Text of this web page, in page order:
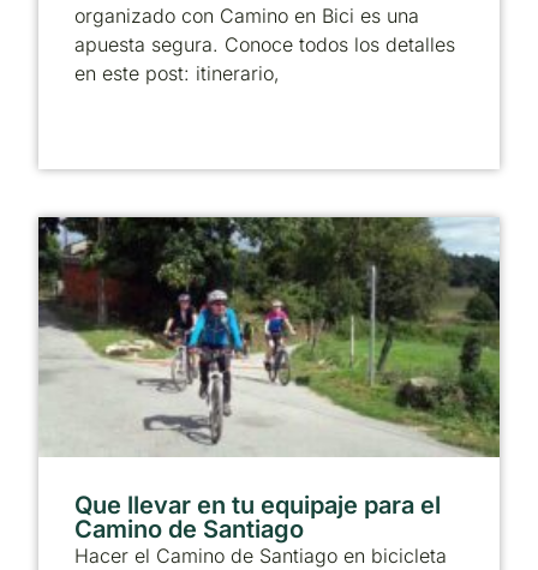
organizado con Camino en Bici es una
apuesta segura. Conoce todos los detalles
en este post: itinerario,
Que llevar en tu equipaje para el
Camino de Santiago
Hacer el Camino de Santiago en bicicleta